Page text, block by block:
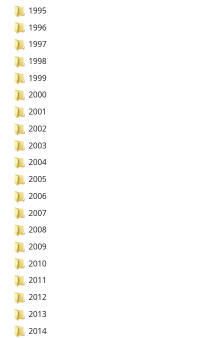
1995
1996
1997
1998
1999
2000
2001
2002
2003
2004
2005
2006
2007
2008
2009
2010
2011
2012
2013
2014